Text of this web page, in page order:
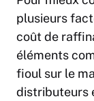
plusieurs
coût de
éléments
fioul sur le
distributeurs